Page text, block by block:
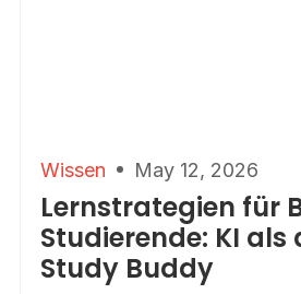
Wissen May 12, 2026
Lernstrategien für
Studierende: KI als
Study Buddy